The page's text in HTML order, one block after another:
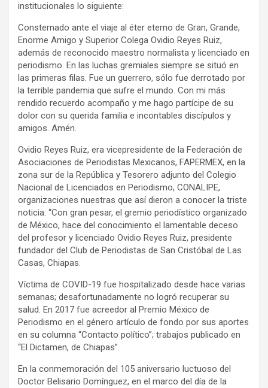
institucionales lo siguiente:
Consternado ante el viaje al éter eterno de Gran, Grande,
Enorme Amigo y Superior Colega Ovidio Reyes Ruiz,
además de reconocido maestro normalista y licenciado en
periodismo. En las luchas gremiales siempre se situó en
las primeras filas. Fue un guerrero, sólo fue derrotado por
la terrible pandemia que sufre el mundo. Con mi más
rendido recuerdo acompaño y me hago partícipe de su
dolor con su querida familia e incontables discípulos y
amigos. Amén.
Ovidio Reyes Ruiz, era vicepresidente de la Federación de
Asociaciones de Periodistas Mexicanos, FAPERMEX, en la
zona sur de la República y Tesorero adjunto del Colegio
Nacional de Licenciados en Periodismo, CONALIPE,
organizaciones nuestras que así dieron a conocer la triste
noticia: “Con gran pesar, el gremio periodístico organizado
de México, hace del conocimiento el lamentable deceso
del profesor y licenciado Ovidio Reyes Ruiz, presidente
fundador del Club de Periodistas de San Cristóbal de Las
Casas, Chiapas.
Víctima de COVID-19 fue hospitalizado desde hace varias
semanas; desafortunadamente no logró recuperar su
salud. En 2017 fue acreedor al Premio México de
Periodismo en el género artículo de fondo por sus aportes
en su columna “Contacto político”; trabajos publicado en
“El Dictamen, de Chiapas”.
En la conmemoración del 105 aniversario luctuoso del
Doctor Belisario Domínguez, en el marco del día de la